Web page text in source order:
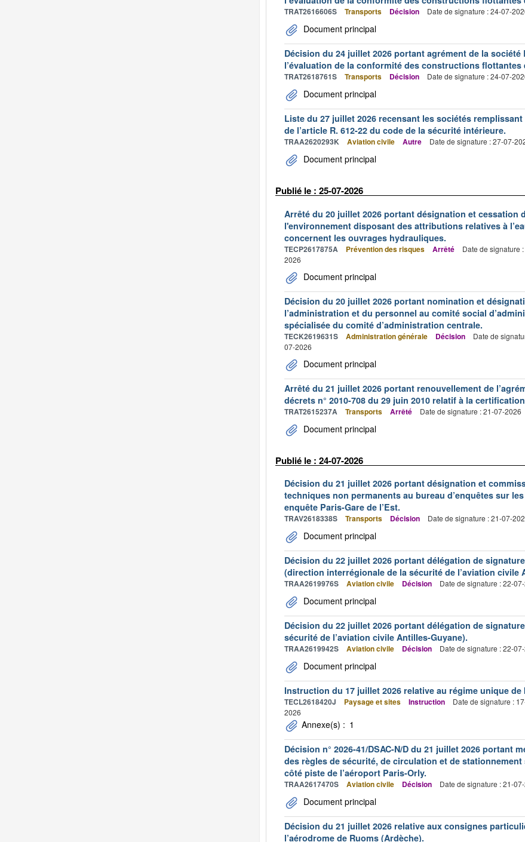
TRAT2616606S Transports Décision Date de signature : 24-07-
Document principal
Décision du 24 juillet 2026 portant agrément de la société
l’évaluation de la conformité des constructions
TRAT2618761S Transports Décision Date de signature : 24-07-
Document principal
Liste du 27 juillet 2026 recensant les sociétés
de l’article R. 612-22 du code de la sécurité intérieure.
TRAA2620293K Aviation civile Autre Date de signature : 27-07-
Document principal
Publié le : 25-07-2026
Arrêté du 20 juillet 2026 portant désignation et cessation
l'environnement disposant des attributions relatives à
concernent les ouvrages hydrauliques.
TECP2617875A Prévention des risques Arrêté Date de signature
2026
Document principal
Décision du 20 juillet 2026 portant nomination et
l’administration et du personnel au comité social
spécialisée du comité d’administration centrale.
TECK2619631S Administration générale Décision Date de
07-2026
Document principal
Arrêté du 21 juillet 2026 portant renouvellement de
décrets n° 2010-708 du 29 juin 2010 relatif à la
TRAT2615237A Transports Arrêté Date de signature : 21-07-2026
Document principal
Publié le : 24-07-2026
Décision du 21 juillet 2026 portant désignation et
techniques non permanents au bureau d’enquêtes sur
enquête Paris-Gare de l’Est.
TRAV2618338S Transports Décision Date de signature : 21-07-
Document principal
Décision du 22 juillet 2026 portant délégation de
(direction interrégionale de la sécurité de l’aviation civile
TRAA2619976S Aviation civile Décision Date de signature : 22-
Document principal
Décision du 22 juillet 2026 portant délégation de
sécurité de l’aviation civile Antilles-Guyane).
TRAA2619942S Aviation civile Décision Date de signature : 22-
Document principal
Instruction du 17 juillet 2026 relative au régime unique de
TECL2618420J Paysage et sites Instruction Date de signature :
2026
Annexe(s) : 1
Décision n° 2026-41/DSAC-N/D du 21 juillet 2026 portant
des règles de sécurité, de circulation et de stationnement
côté piste de l’aéroport Paris-Orly.
TRAA2617470S Aviation civile Décision Date de signature : 21-
Document principal
Décision du 21 juillet 2026 relative aux consignes
l’aérodrome de Ruoms (Ardèche).